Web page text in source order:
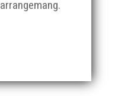
Formen är
på de fem